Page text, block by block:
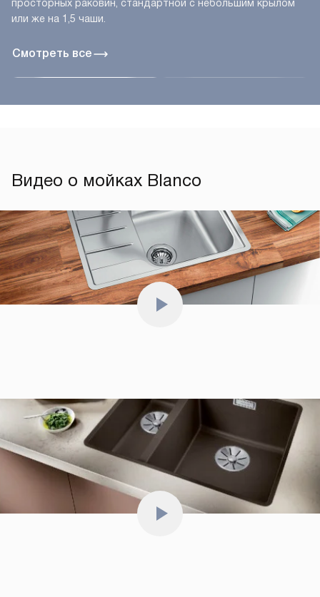
Смотреть все
просторных раковин, стандартной с небольшим крылом
или же на 1,5 чаши.
Видео о мойках Blanco